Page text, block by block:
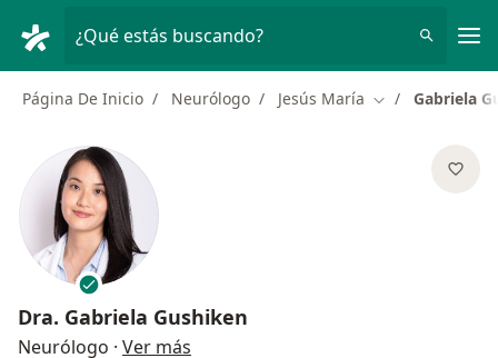
¿Qué estás buscando?
Página De Inicio Neurólogo Jesús María Cambiar de
Gabriela
Dra. Gabriela Gushiken
Neurólogo · Ver más